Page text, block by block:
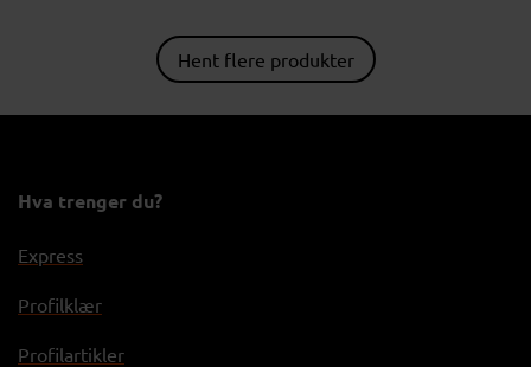
Hent flere produkter
Hva trenger du?
Express
Profilklær
Profilartikler